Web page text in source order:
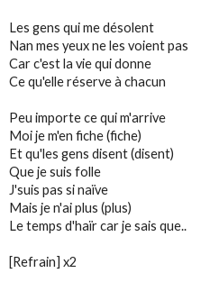
Les gens qui me désolent
Nan mes yeux ne les voient pas
Car c'est la vie qui donne
Ce qu'elle réserve à chacun
Peu importe ce qui m'arrive
Moi je m'en fiche (fiche)
Et qu'les gens disent (disent)
Que je suis folle
J'suis pas si naïve
Mais je n'ai plus (plus)
Le temps d'haïr car je sais que..
[Refrain] x2